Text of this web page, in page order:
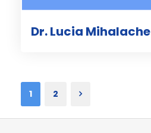
Dr. Lucia Mihalache
1 2